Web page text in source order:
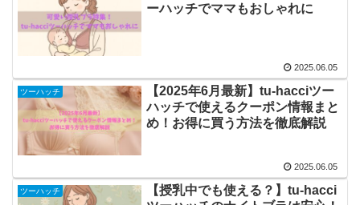
ーハッチでママもおしゃれに
2025.06.05
ツーハッチ
【2025年6月最新】tu-hacciツー
ハッチで使えるクーポン情報まと
め！お得に買う方法を徹底解説
2025.06.05
ツーハッチ
【授乳中でも使える？】tu-hacci